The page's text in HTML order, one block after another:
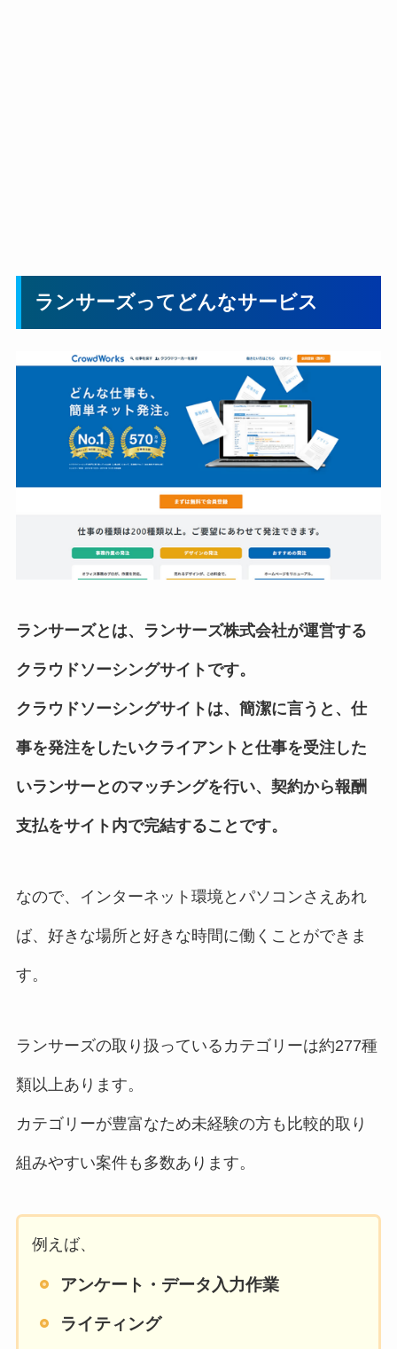
ランサーズってどんなサービス
ランサーズとは、ランサーズ株式会社が運営する
クラウドソーシングサイトです。
クラウドソーシングサイトは、簡潔に言うと、仕
事を発注をしたいクライアントと仕事を受注した
いランサーとのマッチングを行い、契約から報酬
支払をサイト内で完結することです。
なので、インターネット環境とパソコンさえあれ
ば、好きな場所と好きな時間に働くことができま
す。
ランサーズの取り扱っているカテゴリーは約277種
類以上あります。
カテゴリーが豊富なため未経験の方も比較的取り
組みやすい案件も多数あります。
例えば、
アンケート・データ入力作業
ライティング